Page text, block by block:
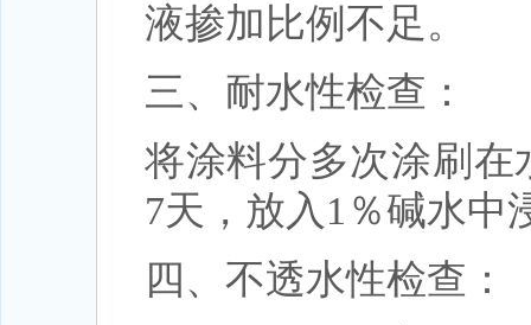
液掺加比例不足。
三、耐水性检查：
将涂料分多次涂刷在
7天，放入1％碱水中
四、不透水性检查：